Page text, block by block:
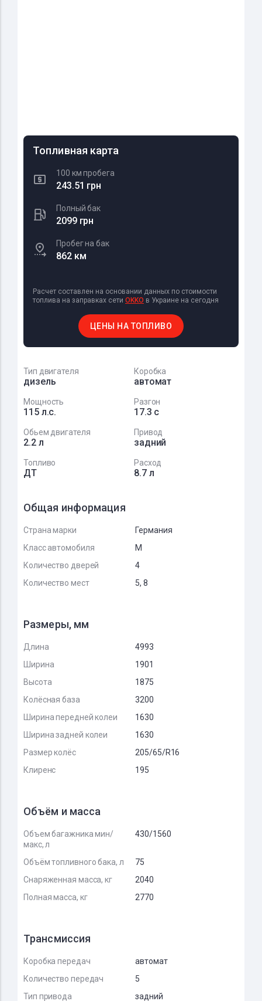
Топливная карта
100 км пробега
243.51 грн
Полный бак
2099 грн
Пробег на бак
862 км
Расчет составлен на основании данных по стоимости
топлива на заправках сети OKKO в Украине на сегодня
ЦЕНЫ НА ТОПЛИВО
Тип двигателя
дизель
Коробка
автомат
Мощность
115 л.с.
Разгон
17.3 с
Обьем двигателя
2.2 л
Привод
задний
Топливо
ДТ
Расход
8.7 л
Общая информация
Страна марки
Германия
Класс автомобиля
M
Количество дверей
4
Количество мест
5, 8
Размеры, мм
Длина
4993
Ширина
1901
Высота
1875
Колёсная база
3200
Ширина передней колеи
1630
Ширина задней колеи
1630
Размер колёс
205/65/R16
Клиренс
195
Объём и масса
Объем багажника мин/
макс, л
430/1560
Объём топливного бака, л
75
Снаряженная масса, кг
2040
Полная масса, кг
2770
Трансмиссия
Коробка передач
автомат
Количество передач
5
Тип привода
задний